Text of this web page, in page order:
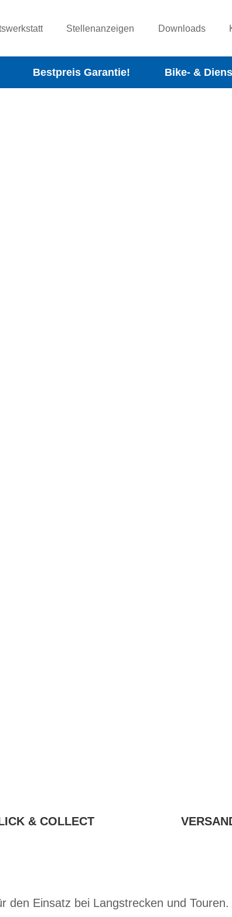
Stellenanzeigen Downloads
Bestpreis Garantie! Bike- &
& COLLECT
den Einsatz bei Langstrecken und